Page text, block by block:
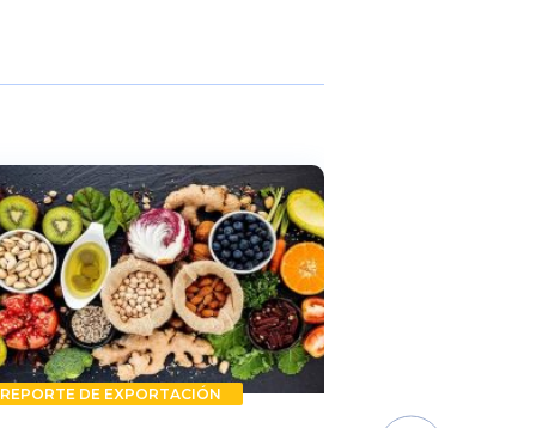
REPORTE DE EXPORTACIÓN